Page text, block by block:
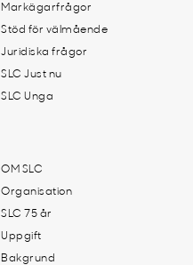
Markägarfrågor
Stöd för välmående
Juridiska frågor
SLC Just nu
SLC Unga
OM SLC
Organisation
SLC 75 år
Uppgift
Bakgrund